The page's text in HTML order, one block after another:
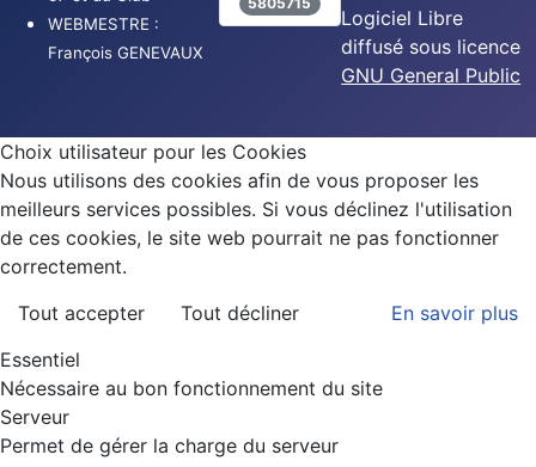
WEBMESTRE :
François GENEVAUX
Logiciel Libre
diffusé sous licence
GNU General Public
Choix utilisateur pour les Cookies
Nous utilisons des cookies afin de vous proposer les
meilleurs services possibles. Si vous déclinez l'utilisation
de ces cookies, le site web pourrait ne pas fonctionner
correctement.
Tout accepter
Tout décliner
En savoir plus
Essentiel
Nécessaire au bon fonctionnement du site
Serveur
Permet de gérer la charge du serveur